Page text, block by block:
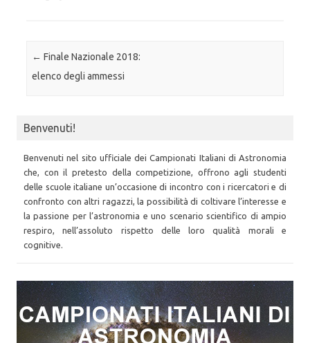
Post navigation
← Finale Nazionale 2018:
elenco degli ammessi
Benvenuti!
Benvenuti nel sito ufficiale dei Campionati Italiani di Astronomia
che, con il pretesto della competizione, offrono agli studenti
delle scuole italiane un’occasione di incontro con i ricercatori e di
confronto con altri ragazzi, la possibilità di coltivare l’interesse e
la passione per l’astronomia e uno scenario scientifico di ampio
respiro, nell’assoluto rispetto delle loro qualità morali e
cognitive.